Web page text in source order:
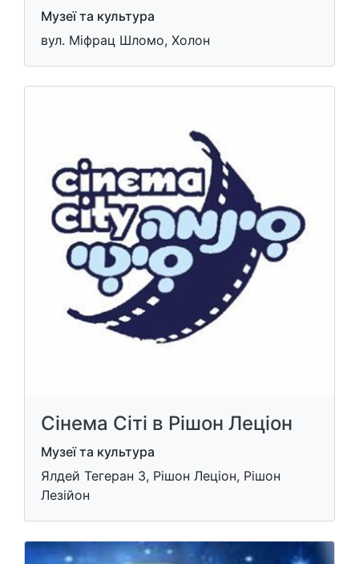
Музеї та культура
вул. Міфрац Шломо, Холон
Сінема Сіті в Рішон Леціон
Музеї та культура
Ялдей Тегеран 3, Рішон Леціон, Рішон
Лезійон